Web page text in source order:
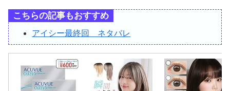
こちらの記事もおすすめ
アイシー最終回 ネタバレ